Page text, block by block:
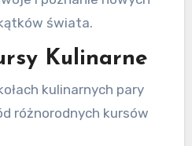
świata.
Kulinarne
kulinarnych pary
różnorodnych kursów